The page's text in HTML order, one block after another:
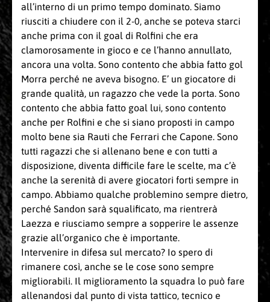
all’interno di un primo tempo dominato. Siamo
riusciti a chiudere con il 2-0, anche se poteva starci
anche prima con il goal di Rolfini che era
clamorosamente in gioco e ce l’hanno annullato,
ancora una volta. Sono contento che abbia fatto gol
Morra perché ne aveva bisogno. E’ un giocatore di
grande qualità, un ragazzo che vede la porta. Sono
contento che abbia fatto goal lui, sono contento
anche per Rolfini e che si siano proposti in campo
molto bene sia Rauti che Ferrari che Capone. Sono
tutti ragazzi che si allenano bene e con tutti a
disposizione, diventa difficile fare le scelte, ma c’è
anche la serenità di avere giocatori forti sempre in
campo. Abbiamo qualche problemino sempre dietro,
perché Sandon sarà squalificato, ma rientrerà
Laezza e riusciamo sempre a sopperire le assenze
grazie all’organico che è importante.
Intervenire in difesa sul mercato? Io spero di
rimanere così, anche se le cose sono sempre
migliorabili. Il miglioramento la squadra lo può fare
allenandosi dal punto di vista tattico, tecnico e